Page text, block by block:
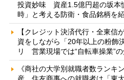
投資妙味 資産1.5億円超の坂本
時」と考える防衛・食品銘柄を
【クレジット決済代行・全東信
資をしながら「20年以上の粉飾
リ 営業現場では“自転車操業”
《商社の大学別就職者数ランキ